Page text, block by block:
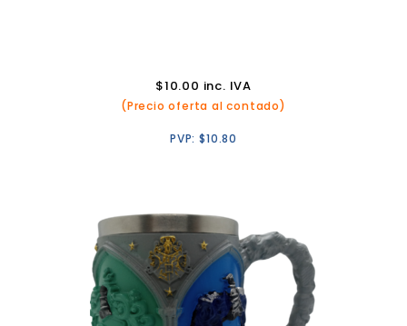
$10.00 inc. IVA
(Precio oferta al contado)
PVP:$10.80